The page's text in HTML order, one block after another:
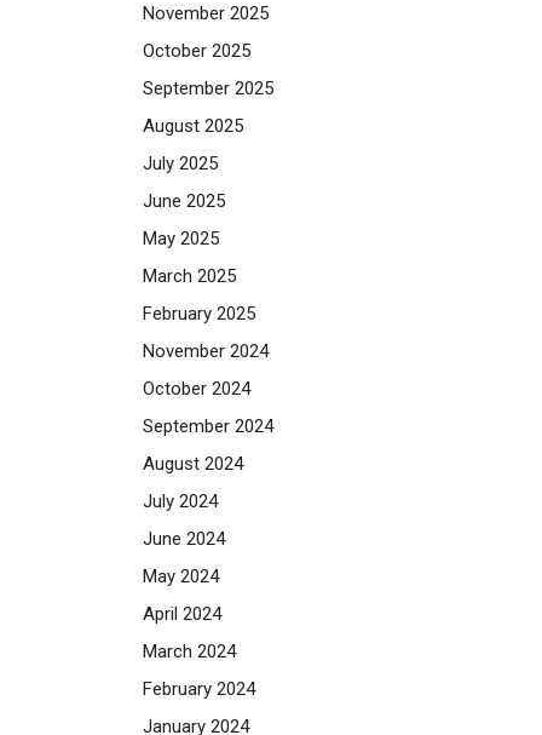
November 2025
October 2025
September 2025
August 2025
July 2025
June 2025
May 2025
March 2025
February 2025
November 2024
October 2024
September 2024
August 2024
July 2024
June 2024
May 2024
April 2024
March 2024
February 2024
January 2024